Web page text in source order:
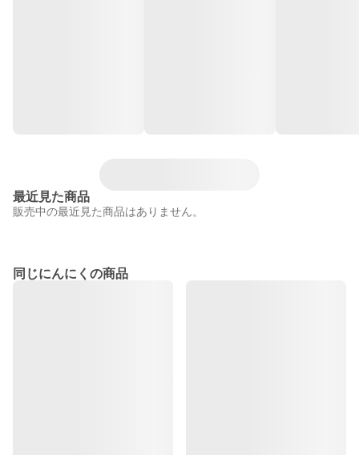
最近見た商品
販売中の最近見た商品はありません。
同じにんにくの商品